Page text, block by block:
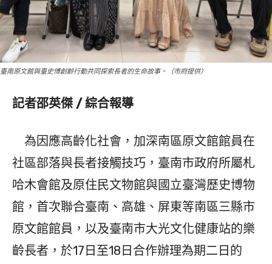
臺南原文館與臺史博創齡行動共同探索長者的生命故事。（市府提供）
記者邵英傑 / 綜合報導
為因應高齡化社會，加深南區原文館館員在
社區部落與長者接觸技巧，臺南市政府所屬札
哈木會館及原住民文物館與國立臺灣歷史博物
館，首次聯合臺南、高雄、屏東等南區三縣市
原文館館員，以及臺南市大光文化健康站的樂
齡長者，於17日至18日合作辦理為期二日的